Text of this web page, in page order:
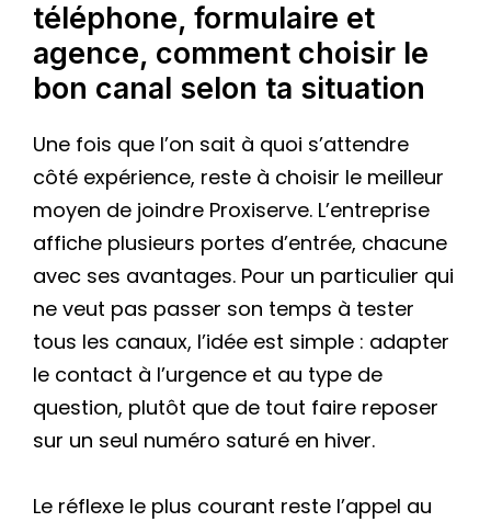
téléphone, formulaire et
agence, comment choisir le
bon canal selon ta situation
Une fois que l’on sait à quoi s’attendre
côté expérience, reste à choisir le meilleur
moyen de joindre Proxiserve. L’entreprise
affiche plusieurs portes d’entrée, chacune
avec ses avantages. Pour un particulier qui
ne veut pas passer son temps à tester
tous les canaux, l’idée est simple : adapter
le contact à l’urgence et au type de
question, plutôt que de tout faire reposer
sur un seul numéro saturé en hiver.
Le réflexe le plus courant reste l’appel au